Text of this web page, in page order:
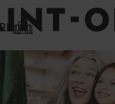
des cookies